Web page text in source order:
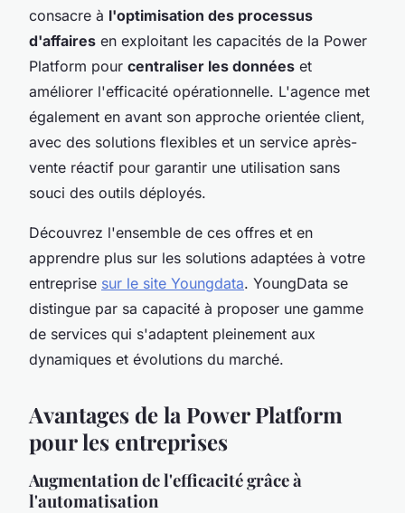
consacre à l'optimisation des processus
d'affaires en exploitant les capacités de la Power
Platform pour centraliser les données et
améliorer l'efficacité opérationnelle. L'agence met
également en avant son approche orientée client,
avec des solutions flexibles et un service après-
vente réactif pour garantir une utilisation sans
souci des outils déployés.
Découvrez l'ensemble de ces offres et en
apprendre plus sur les solutions adaptées à votre
entreprise sur le site Youngdata. YoungData se
distingue par sa capacité à proposer une gamme
de services qui s'adaptent pleinement aux
dynamiques et évolutions du marché.
Avantages de la Power Platform
pour les entreprises
Augmentation de l'efficacité grâce à
l'automatisation